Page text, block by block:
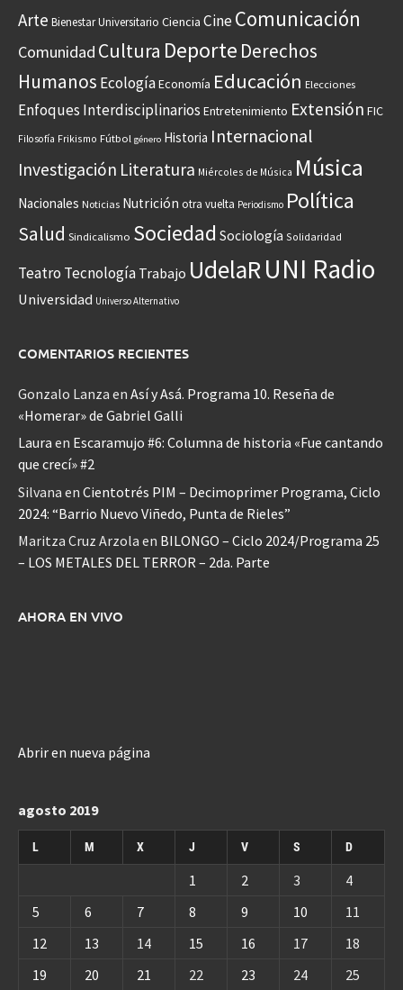
Arte Bienestar Universitario Ciencia CineComunicación
Comunidad Cultura Deporte Derechos
Humanos EcologíaEconomía Educación Elecciones
Enfoques Interdisciplinarios Entretenimiento Extensión FIC
Filosofía Frikismo Fútbol género Historia Internacional
Investigación Literatura Miércoles de Música Música
Nacionales Noticias Nutrición otra vuelta Periodismo Política
Salud Sindicalismo Sociedad Sociología Solidaridad
Teatro Tecnología Trabajo UdelaRUNI Radio
Universidad Universo Alternativo
COMENTARIOS RECIENTES
Gonzalo Lanza en Así y Asá. Programa 10. Reseña de
«Homerar» de Gabriel Galli
Laura en Escaramujo #6: Columna de historia «Fue cantando
que crecí» #2
Silvana en Cientotrés PIM – Decimoprimer Programa, Ciclo
2024: “Barrio Nuevo Viñedo, Punta de Rieles”
Maritza Cruz Arzola en BILONGO – Ciclo 2024/Programa 25
– LOS METALES DEL TERROR – 2da. Parte
AHORA EN VIVO
Abrir en nueva página
agosto 2019
L M X J V S D
1 2 3
4
5
6 7 8 9 10
11
12
13 14 15 16 17
18
19
20 21 22 23 24 25